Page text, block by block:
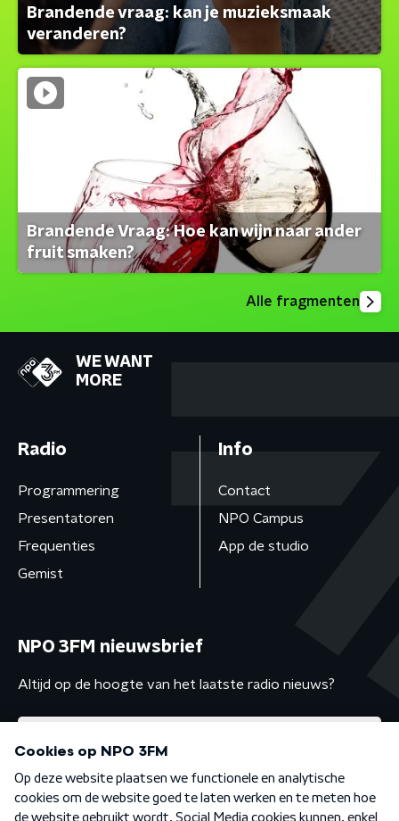
Brandende vraag: kan je muzieksmaak
veranderen?
Brandende Vraag: Hoe kan wijn naar ander
fruit smaken?
Alle fragmenten
WE WANT
MORE
Radio
Programmering
Presentatoren
Frequenties
Gemist
Info
Contact
NPO Campus
App de studio
NPO 3FM nieuwsbrief
Altijd op de hoogte van het laatste radio nieuws?